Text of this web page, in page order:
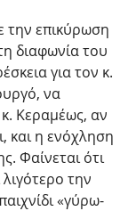
την επικύρωση
διαφωνία του
για τον κ.
να
κ. Κεραμέως, αν
και η ενόχληση
Φαίνεται ότι
την
«γύρω-